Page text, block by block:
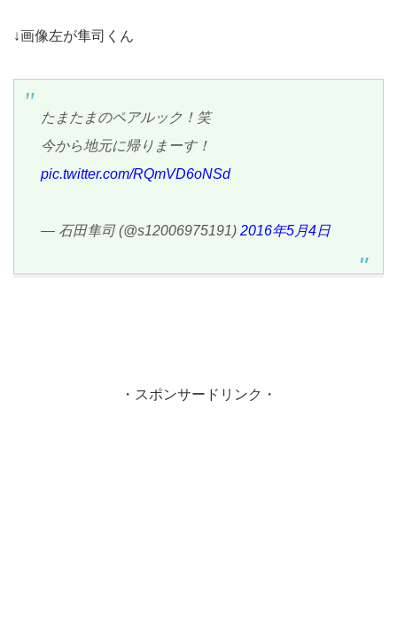
↓画像左が隼司くん
たまたまのペアルック！笑
今から地元に帰りまーす！
pic.twitter.com/RQmVD6oNSd
— 石田隼司 (@s12006975191) 2016年5月4日
・スポンサードリンク・